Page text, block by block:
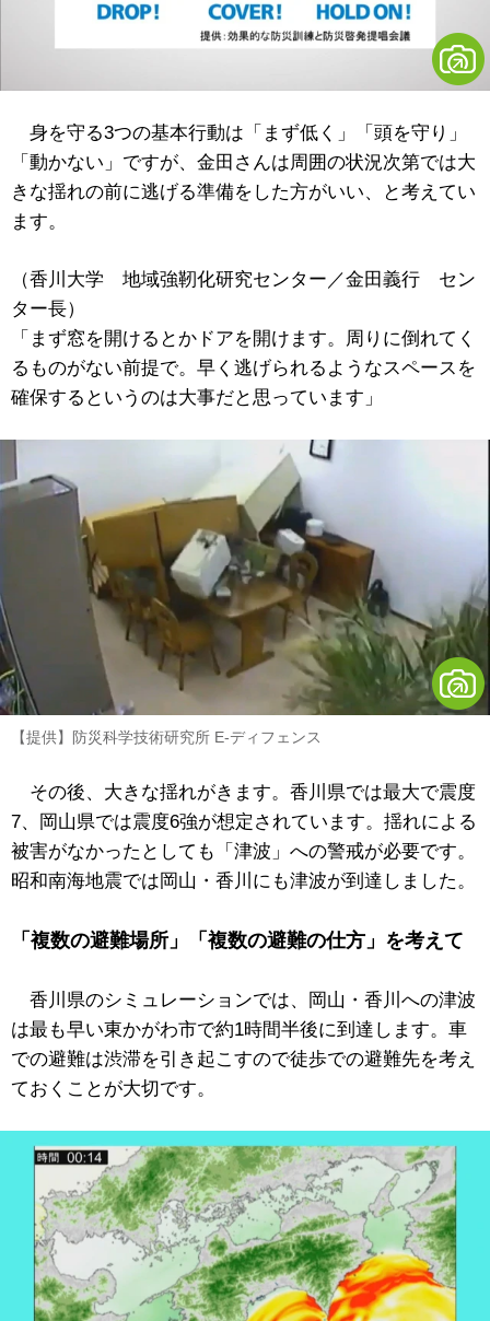
身を守る3つの基本行動は「まず低く」「頭を守り」
「動かない」ですが、金田さんは周囲の状況次第では大
きな揺れの前に逃げる準備をした方がいい、と考えてい
ます。
（香川大学 地域強靭化研究センター／金田義行 セン
ター長）
「まず窓を開けるとかドアを開けます。周りに倒れてく
るものがない前提で。早く逃げられるようなスペースを
確保するというのは大事だと思っています」
【提供】防災科学技術研究所 E-ディフェンス
その後、大きな揺れがきます。香川県では最大で震度
7、岡山県では震度6強が想定されています。揺れによる
被害がなかったとしても「津波」への警戒が必要です。
昭和南海地震では岡山・香川にも津波が到達しました。
「複数の避難場所」「複数の避難の仕方」を考えて
香川県のシミュレーションでは、岡山・香川への津波
は最も早い東かがわ市で約1時間半後に到達します。車
での避難は渋滞を引き起こすので徒歩での避難先を考え
ておくことが大切です。